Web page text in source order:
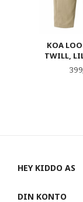
KOA
TWILL,
Pris
HEY KIDDO AS
DIN KONTO